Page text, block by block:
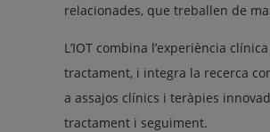
relacionades, que treballen de
L’IOT combina l’experiència
tractament, i integra la recerca
a assajos clínics i teràpies
tractament i seguiment.